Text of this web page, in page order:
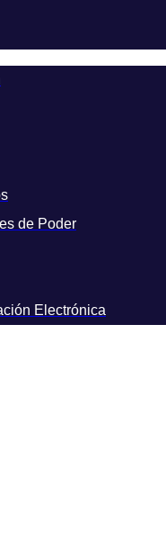
de Poder
Electrónica